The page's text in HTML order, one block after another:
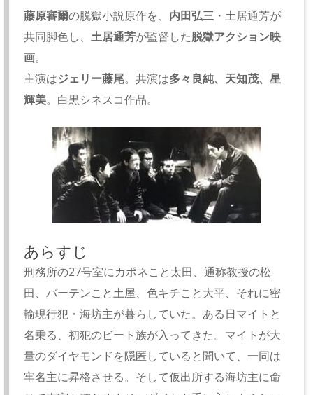
藤原審爾の脱獄小説原作を、 内田弘三 ・土居通芳が
共同脚色し、土居通芳が監督した脱獄アクション映
画。
主演はジェリー藤尾。共演は多々良純、天知茂、星
輝美。白黒シネスコ作品。
あらすじ
刑務所の27号室にカポネこと太田、通称教授の松
田、バーテンこと土屋、色キチこと大平、それに密
輸現行犯・海坊主が暮らしていた。ある日マイトと
名乗る、初犯のビート族が入ってきた。マイトが大
量のダイヤモンドを隠匿していると聞いて、一同は
牢名主に昇格させる。そして仮出所する海坊主に命